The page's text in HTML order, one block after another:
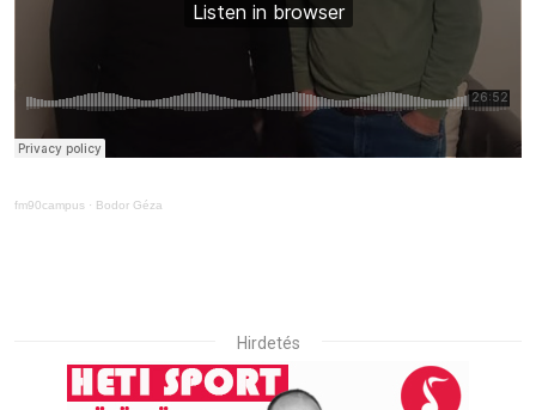
fm90campus · Bodor Géza
Hirdetés